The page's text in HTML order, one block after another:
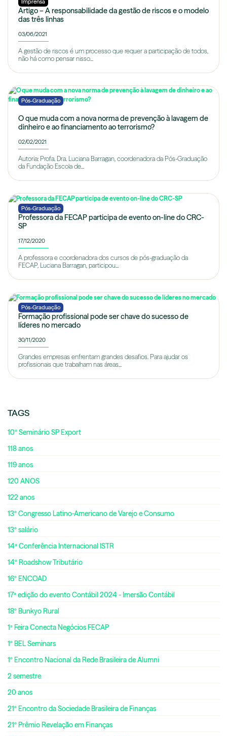
Imprensa
Artigo – A responsabilidade da gestão de riscos e o modelo
das três linhas
03/06/2021
A gestão de riscos é um processo que requer a participação de todos,
não há como pensar nisso...
Pós-Graduação
O que muda com a nova norma de prevenção à lavagem de
dinheiro e ao financiamento ao terrorismo?
02/02/2021
Autoria: Profa. Dra. Luciana Barragan, coordenadora da Pós-Graduação
da Fundação Escola de...
Pós-Graduação
Professora da FECAP participa de evento on-line do CRC-
SP
17/12/2020
A professora e coordenadora dos cursos de pós-graduação da
FECAP, Luciana Barragan, participou...
Pós-Graduação
Formação profissional pode ser chave do sucesso de
líderes no mercado
30/11/2020
Grandes empresas enfrentam grandes desafios. Para ajudar os
profissionais que trabalham nas áreas...
TAGS
10º Seminário SP Export
118 anos
119 anos
120 ANOS
122 anos
13º Congresso Latino-Americano de Varejo e Consumo
13º salário
14ª Conferência Internacional ISTR
14º Roadshow Tributário
16º ENCOAD
17ª edição do evento Contábil 2024 - Imersão Contábil
18º Bunkyo Rural
1ª Feira Conecta Negócios FECAP
1º BEL Seminars
1º Encontro Nacional da Rede Brasileira de Alumni
2 semestre
20 anos
21º Encontro da Sociedade Brasileira de Finanças
21º Prêmio Revelação em Finanças